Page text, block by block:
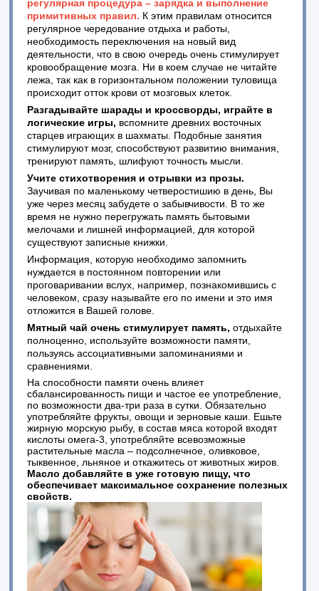
регулярная процедура – зарядка и выполнение
примитивных правил. К этим правилам относится
регулярное чередование отдыха и работы,
необходимость переключения на новый вид
деятельности, что в свою очередь очень стимулирует
кровообращение мозга. Ни в коем случае не читайте
лежа, так как в горизонтальном положении туловища
происходит отток крови от мозговых клеток.
Разгадывайте шарады и кроссворды, играйте в
логические игры, вспомните древних восточных
старцев играющих в шахматы. Подобные занятия
стимулируют мозг, способствуют развитию внимания,
тренируют память, шлифуют точность мысли.
Учите стихотворения и отрывки из прозы.
Заучивая по маленькому четверостишию в день, Вы
уже через месяц забудете о забывчивости. В то же
время не нужно перегружать память бытовыми
мелочами и лишней информацией, для которой
существуют записные книжки.
Информация, которую необходимо запомнить
нуждается в постоянном повторении или
проговаривании вслух, например, познакомившись с
человеком, сразу называйте его по имени и это имя
отложится в Вашей голове.
Мятный чай очень стимулирует память,отдыхайте
полноценно, используйте возможности памяти,
пользуясь ассоциативными запоминаниями и
сравнениями.
На способности памяти очень влияет
сбалансированность пищи и частое ее употребление,
по возможности два-три раза в сутки. Обязательно
употребляйте фрукты, овощи и зерновые каши. Ешьте
жирную морскую рыбу, в состав мяса которой входят
кислоты омега-3, употребляйте всевозможные
растительные масла – подсолнечное, оливковое,
тыквенное, льняное и откажитесь от животных жиров.
Масло добавляйте в уже готовую пищу, что
обеспечивает максимальное сохранение полезных
свойств.